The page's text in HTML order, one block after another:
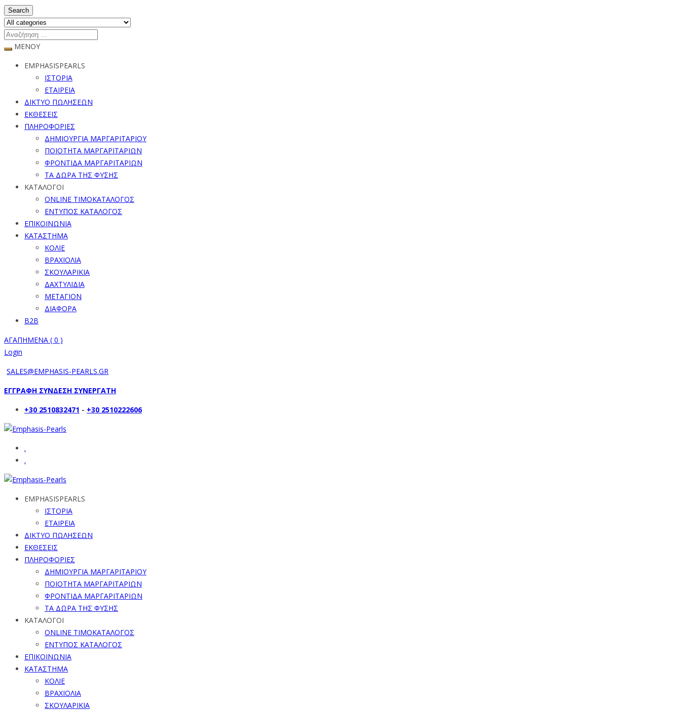
Search
ΜΕΝΟΥ
EMPHASISPEARLS
ΙΣΤΟΡΙΑ
ΕΤΑΙΡΕΙΑ
ΔΙΚΤΥΟ ΠΩΛΗΣΕΩΝ
ΕΚΘΕΣΕΙΣ
ΠΛΗΡΟΦΟΡΙΕΣ
ΔΗΜΙΟΥΡΓΙΑ ΜΑΡΓΑΡΙΤΑΡΙΟΥ
ΠΟΙΟΤΗΤΑ ΜΑΡΓΑΡΙΤΑΡΙΩΝ
ΦΡΟΝΤΙΔΑ ΜΑΡΓΑΡΙΤΑΡΙΩΝ
ΤΑ ΔΩΡΑ ΤΗΣ ΦΥΣΗΣ
ΚΑΤΑΛΟΓΟΙ
ONLINE ΤΙΜΟΚΑΤΑΛΟΓΟΣ
ΕΝΤΥΠΟΣ ΚΑΤΑΛΟΓΟΣ
ΕΠΙΚΟΙΝΩΝΙΑ
ΚΑΤΑΣΤΗΜΑ
ΚΟΛΙΕ
ΒΡΑΧΙΟΛΙΑ
ΣΚΟΥΛΑΡΙΚΙΑ
ΔΑΧΤΥΛΙΔΙΑ
ΜΕΤΑΓΙΟΝ
ΔΙΑΦΟΡΑ
B2B
ΑΓΑΠΗΜΕΝΑ ( 0 )
Login
SALES@EMPHASIS-PEARLS.GR
ΕΓΓΡΑΦΗ ΣΥΝΔΕΣΗ ΣΥΝΕΡΓΑΤΗ
+30 2510832471 - +30 2510222606
.
.
EMPHASISPEARLS
ΙΣΤΟΡΙΑ
ΕΤΑΙΡΕΙΑ
ΔΙΚΤΥΟ ΠΩΛΗΣΕΩΝ
ΕΚΘΕΣΕΙΣ
ΠΛΗΡΟΦΟΡΙΕΣ
ΔΗΜΙΟΥΡΓΙΑ ΜΑΡΓΑΡΙΤΑΡΙΟΥ
ΠΟΙΟΤΗΤΑ ΜΑΡΓΑΡΙΤΑΡΙΩΝ
ΦΡΟΝΤΙΔΑ ΜΑΡΓΑΡΙΤΑΡΙΩΝ
ΤΑ ΔΩΡΑ ΤΗΣ ΦΥΣΗΣ
ΚΑΤΑΛΟΓΟΙ
ONLINE ΤΙΜΟΚΑΤΑΛΟΓΟΣ
ΕΝΤΥΠΟΣ ΚΑΤΑΛΟΓΟΣ
ΕΠΙΚΟΙΝΩΝΙΑ
ΚΑΤΑΣΤΗΜΑ
ΚΟΛΙΕ
ΒΡΑΧΙΟΛΙΑ
ΣΚΟΥΛΑΡΙΚΙΑ